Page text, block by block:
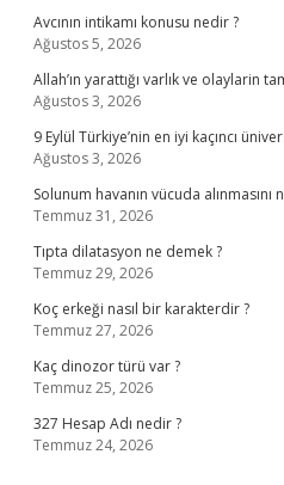
Avcının intikamı konusu nedir ?
Ağustos 5, 2026
Allah’ın yarattığı varlık ve olaylarin
Ağustos 3, 2026
9 Eylül Türkiye’nin en iyi kaçıncı
Ağustos 3, 2026
Solunum havanın vücuda alınmasını
Temmuz 31, 2026
Tıpta dilatasyon ne demek ?
Temmuz 29, 2026
Koç erkeği nasıl bir karakterdir ?
Temmuz 27, 2026
Kaç dinozor türü var ?
Temmuz 25, 2026
327 Hesap Adı nedir ?
Temmuz 24, 2026